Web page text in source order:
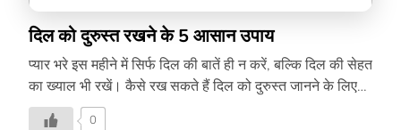
दिल को दुरुस्त रखने के 5 आसान उपाय
प्यार भरे इस महीने में सिर्फ दिल की बातें ही न करें, बल्कि दिल की सेहत
का ख्याल भी रखें। कैसे रख सकते हैं दिल को दुरुस्त जानने के लिए
पढ़ें यह लेख-
0